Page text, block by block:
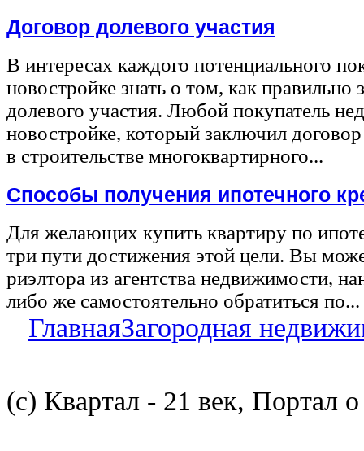
Договор долевого участия
В интересах каждого потенциального
новостройке знать о том, как правильно
долевого участия. Любой покупатель
новостройке, который заключил
в строительстве многоквартирного...
Способы получения ипотечного
Для желающих купить квартиру по
три пути достижения этой цели. Вы
риэлтора из агентства недвижимости,
либо же самостоятельно обратиться по...
ГлавнаяЗагородная
(с) Квартал - 21 век, Портал